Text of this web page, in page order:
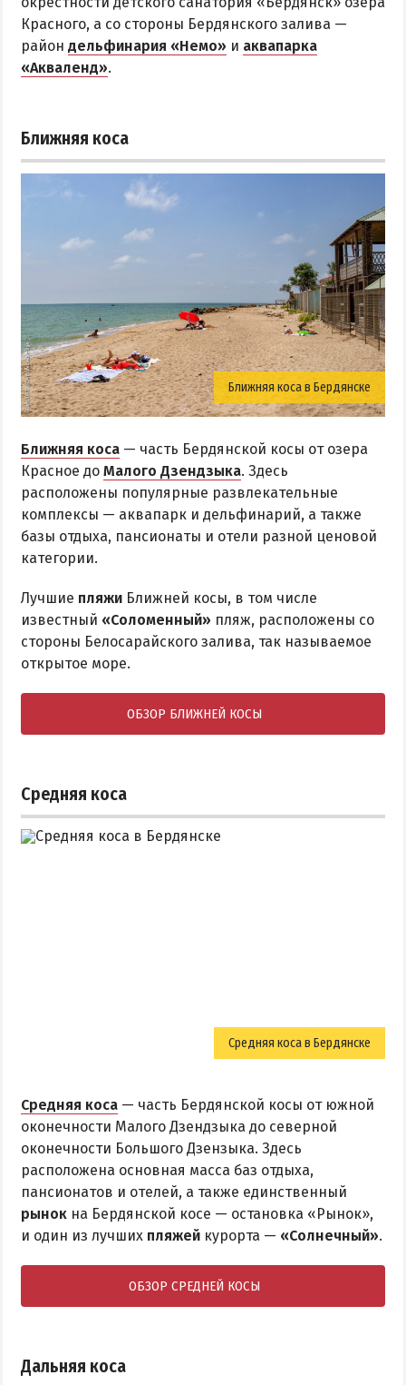
Красного, а со стороны Бердянского залива —
район дельфинария «Немо» и аквапарка
«Акваленд».
Ближняя коса
Ближняя коса в Бердянске
Ближняя коса — часть Бердянской косы от озера
Красное до Малого Дзендзыка. Здесь
расположены популярные развлекательные
комплексы — аквапарк и дельфинарий, а также
базы отдыха, пансионаты и отели разной ценовой
категории.
Лучшие пляжи Ближней косы, в том числе
известный «Соломенный» пляж, расположены со
стороны Белосарайского залива, так называемое
открытое море.
ОБЗОР БЛИЖНЕЙ КОСЫ
Средняя коса
Средняя коса в Бердянске
Средняя коса — часть Бердянской косы от южной
оконечности Малого Дзендзыка до северной
оконечности Большого Дзензыка. Здесь
расположена основная масса баз отдыха,
пансионатов и отелей, а также единственный
рынок на Бердянской косе — остановка «Рынок»,
и один из лучших пляжей курорта — «Солнечный».
ОБЗОР СРЕДНЕЙ КОСЫ
Дальняя коса